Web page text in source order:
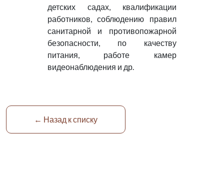
детских садах, квалификации
работников, соблюдению правил
санитарной и противопожарной
безопасности, по качеству
питания, работе камер
видеонаблюдения и др.
← Назад к списку